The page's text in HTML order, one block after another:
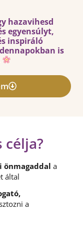
hazavihesd
egyensúlyt,
inspiráló
is
célja?
önmagaddal a
által
a